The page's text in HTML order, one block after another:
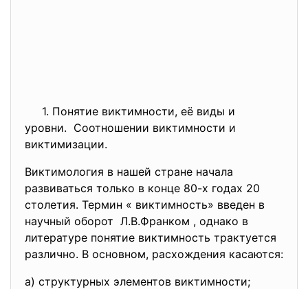
1. Понятие виктимности, её виды и
уровни. Соотношении виктимности и
виктимизации.
Виктимология в нашей стране начала
развиваться только в конце 80-х годах 20
столетия. Термин « виктимность» введен в
научный оборот Л.В.Франком , однако в
литературе понятие виктимность трактуется
различно. В основном, расхождения касаются:
а) структурных элементов виктимности;